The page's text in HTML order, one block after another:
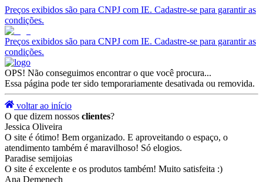
Preços exibidos são para CNPJ com IE. Cadastre-se para garantir as
condições.
Preços exibidos são para CNPJ com IE. Cadastre-se para garantir as
condições.
OPS! Não conseguimos encontrar o que você procura...
Essa página pode ter sido temporariamente desativada ou removida.
voltar ao início
O que dizem nossos clientes?
Jessica Oliveira
O site é ótimo! Bem organizado. E aproveitando o espaço, o
atendimento também é maravilhoso! Só elogios.
Paradise semijoias
O site é excelente e os produtos também! Muito satisfeita :)
Ana Demenech